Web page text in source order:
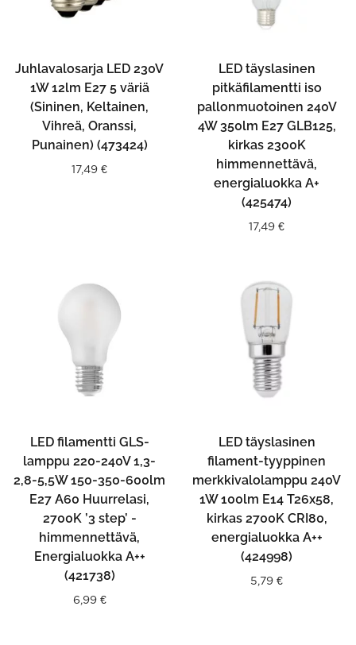
Juhlavalosarja LED 230V
1W 12lm E27 5 väriä
(Sininen, Keltainen,
Vihreä, Oranssi,
Punainen) (473424)
17,49 €
LED täyslasinen
pitkäfilamentti iso
pallonmuotoinen 240V
4W 350lm E27 GLB125,
kirkas 2300K
himmennettävä,
energialuokka A+
(425474)
17,49 €
LED filamentti GLS-
lamppu 220-240V 1,3-
2,8-5,5W 150-350-600lm
E27 A60 Huurrelasi,
2700K ’3 step’ -
himmennettävä,
Energialuokka A++
(421738)
6,99 €
LED täyslasinen
filament-tyyppinen
merkkivalolamppu 240V
1W 100lm E14 T26x58,
kirkas 2700K CRI80,
energialuokka A++
(424998)
5,79 €